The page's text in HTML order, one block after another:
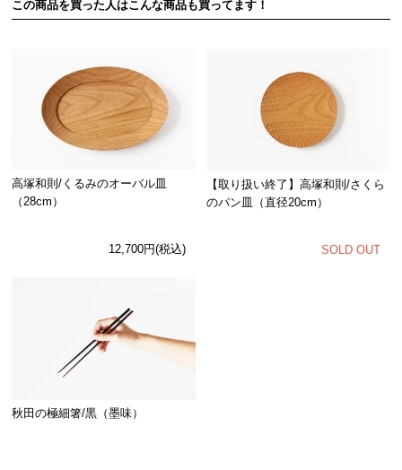
この商品を買った人はこんな商品も買ってます！
高塚和則/くるみのオーバル皿
（28cm）
12,700円(税込)
【取り扱い終了】高塚和則/さくら
のパン皿（直径20cm）
SOLD OUT
秋田の極細箸/黒（墨味）